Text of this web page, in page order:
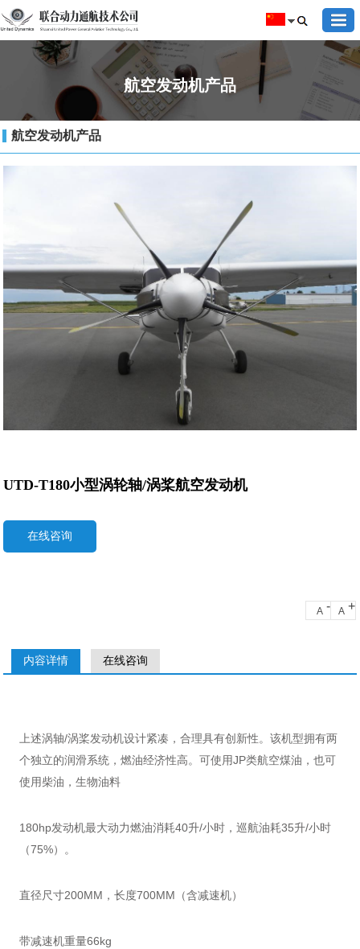
航空发动机产品
航空发动机产品
UTD-T180小型涡轮轴/涡桨航空发动机
在线咨询
A - A +
内容详情 在线咨询
上述涡轴/涡桨发动机设计紧凑，合理具有创新性。该机型拥有两
个独立的润滑系统，燃油经济性高。可使用JP类航空煤油，也可
使用柴油，生物油料
180hp发动机最大动力燃油消耗40升/小时，巡航油耗35升/小时
（75%）。
直径尺寸200MM，长度700MM（含减速机）
带减速机重量66kg